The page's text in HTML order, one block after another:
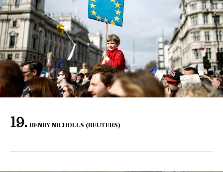
HENRY NICHOLLS (REUTERS)